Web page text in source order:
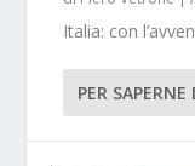
Italia: con
PER SAPERNE